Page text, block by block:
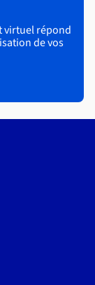
virtuel répond
de vos